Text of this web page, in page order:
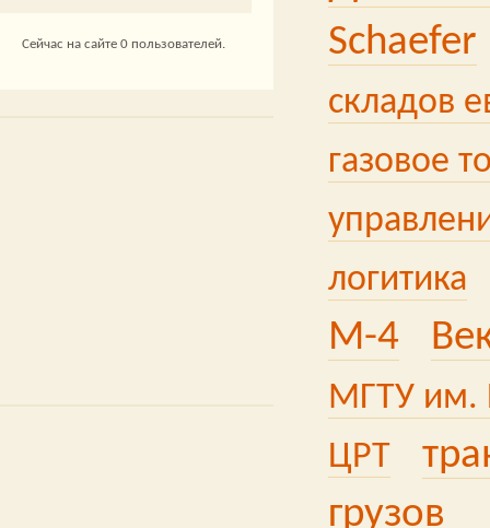
Schaefer
складов
газовое
логитика
М-4
МГТУ им.
ЦРТ
грузов
Сейчас на сайте 0 пользователей.